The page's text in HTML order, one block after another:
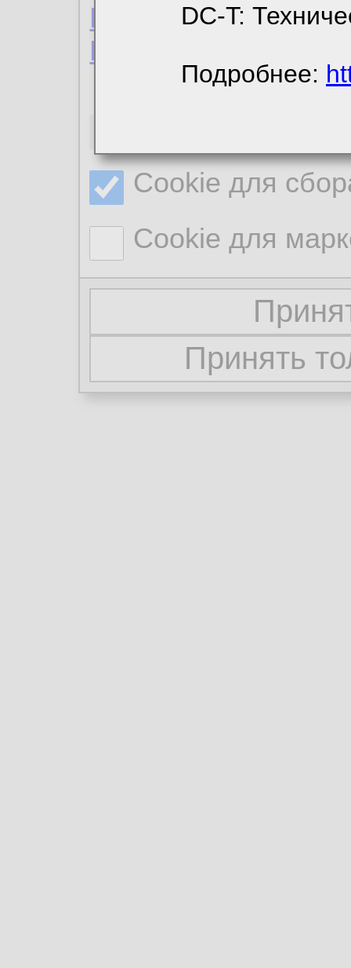
DC-T:
Подробнее:
Пользовательское
Политика
Cookie для
Cookie для